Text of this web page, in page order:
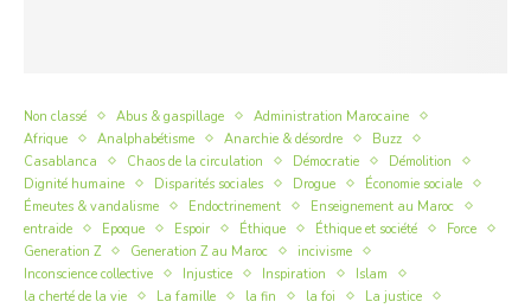
Non classé Abus & gaspillage
Administration Marocaine
Afrique
Analphabétisme Anarchie & désordre
Buzz
Casablanca
Chaos de la circulation Démocratie
Démolition
Dignité humaine
Disparités sociales Drogue
Économie sociale
Émeutes & vandalisme
Endoctrinement
Enseignement au Maroc
entraide
Epoque Espoir Éthique Éthique et société
Force
Generation Z
Generation Z au Maroc
incivisme
Inconscience collective
Injustice Inspiration
Islam
la cherté de la vie
La famille la fin la foi
La justice